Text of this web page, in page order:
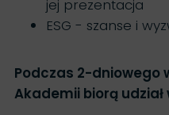
jej prezentacja
ESG - szanse i
Podczas 2-dniowego
Akademii biorą udział